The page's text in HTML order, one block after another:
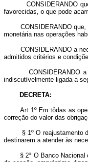
CONSIDERANDO que,
favorecidas, o que pode
CONSIDERANDO que,
monetária nas operações
CONSIDERANDO a
admitidos critérios e
CONSIDERANDO a
indiscutìvelmente ligada a
DECRETA:
Art 1º Em tôdas as
correção do valor das
§ 1º O reajustamento das
destinarem a atender às
§ 2º O Banco